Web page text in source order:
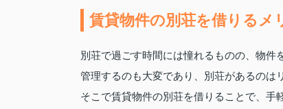
賃貸物件の別荘を借りるメ
別荘で過ごす時間には憧れるものの、物件
管理するのも大変であり、別荘があるのは
そこで賃貸物件の別荘を借りることで、手